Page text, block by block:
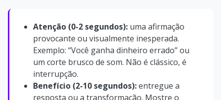
Atenção (0-2 segundos): uma afirmação
provocante ou visualmente inesperada.
Exemplo: “Você ganha dinheiro errado” ou
um corte brusco de som. Não é clássico, é
interrupção.
Benefício (2-10 segundos):entregue a
resposta ou a transformação. Mostre o